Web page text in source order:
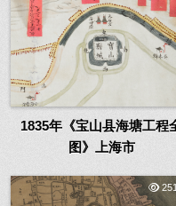
1835年《宝山县海塘工程
图》上海市